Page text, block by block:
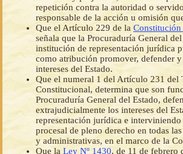
repetición contra la autoridad o
responsable de la acción u omisión
Que el Artículo 229 de la Constitución
señala que la Procuraduría General del
institución de representación jurídica
como atribución promover, defender
intereses del Estado.
Que el numeral 1 del Artículo 231 del
Constitucional, determina que son
Procuraduría General del Estado,
extrajudicialmente los intereses del
representación jurídica e interviniendo
procesal de pleno derecho en todas
y administrativas, en el marco de la
Que la Ley Nº 1430, de 11 de febrero